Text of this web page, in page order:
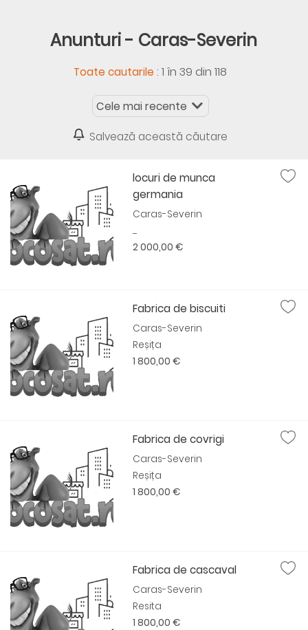
Anunturi - Caras-Severin
Toate cautarile :1 în 39 din 118
Salvează această căutare
locuri de munca
germania
Caras-Severin
......
2 000,00 €
Fabrica de biscuiti
Caras-Severin
Reșița
1 800,00 €
Fabrica de covrigi
Caras-Severin
Reșița
1 800,00 €
Fabrica de cascaval
Caras-Severin
Resita
1 800,00 €